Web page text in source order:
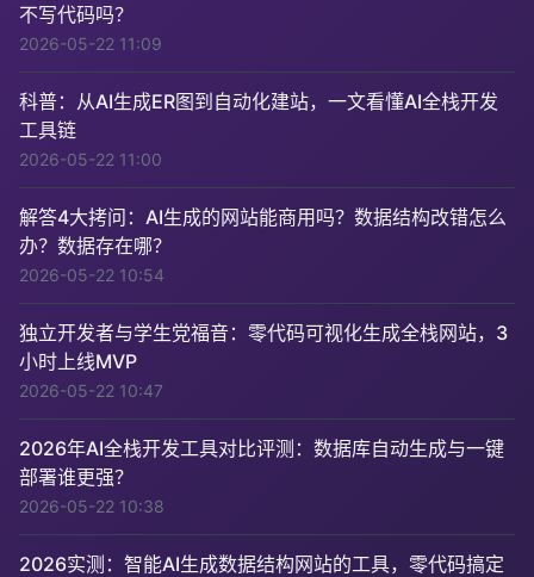
不写代码吗？
2026-05-22 11:09
科普：从AI生成ER图到自动化建站，一文看懂AI全栈开发
工具链
2026-05-22 11:00
解答4大拷问：AI生成的网站能商用吗？数据结构改错怎么
办？数据存在哪？
2026-05-22 10:54
独立开发者与学生党福音：零代码可视化生成全栈网站，3
小时上线MVP
2026-05-22 10:47
2026年AI全栈开发工具对比评测：数据库自动生成与一键
部署谁更强？
2026-05-22 10:38
2026实测：智能AI生成数据结构网站的工具，零代码搞定